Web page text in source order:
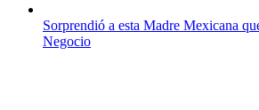
Sorprendió a esta Madre Mexicana
Negocio